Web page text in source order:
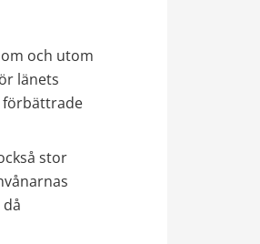
och utom
länets
förbättrade
stor